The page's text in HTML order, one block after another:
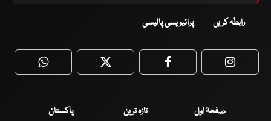
رابطہ کریں پرائیویسی پالیسی
WhatsApp Twitter Facebook
صفحۂ اول تازہ ترین
پاکستان